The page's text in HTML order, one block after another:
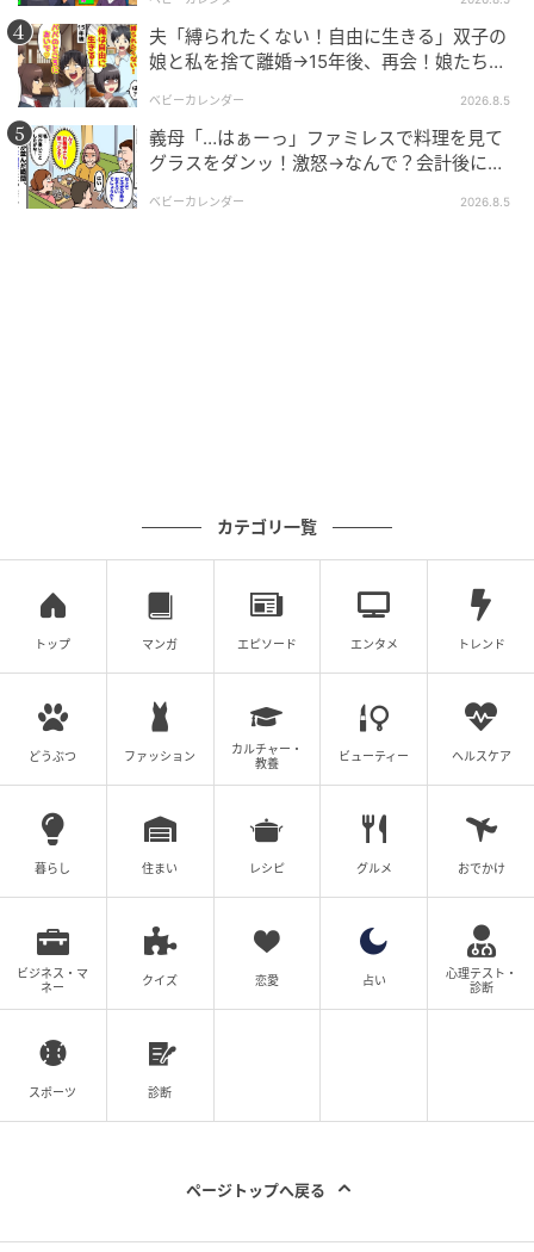
出典：select.mamastar.jp
夫「縛られたくない！自由に生きる」双子の
娘と私を捨て離婚→15年後、再会！娘たち
ベビーカレンダー 2026.8.5
義母「…はぁーっ」ファミレスで料理を見て
グラスをダンッ！激怒→なんで？会計後に知
ベビーカレンダー 2026.8.5
カテゴリ一覧
トップ マンガ エピソード エンタメ トレンド
どうぶつ ファッション
カルチャー・
教養
ビューティー ヘルスケア
暮らし 住まい レシピ グルメ おでかけ
ビジネス・マ
ネー
クイズ 恋愛 占い
心理テスト・
診断
スポーツ 診断
ページトップへ戻る